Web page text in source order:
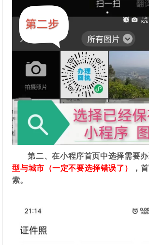
第二、在小程序首页中选择需要
型与城市（一定不要选择错误了）
，
索。